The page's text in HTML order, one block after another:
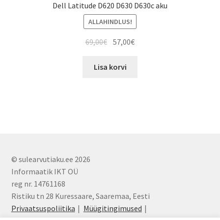
Dell Latitude D620 D630 D630c aku
ALLAHINDLUS!
69,00€ Algne
oli:
57,00€Current
Lisa korvi
© sulearvutiaku.ee 2026
Informaatik IKT OÜ
reg nr. 14761168
Ristiku tn 28 Kuressaare, Saaremaa, Eesti
Privaatsuspoliitika
Müügitingimused